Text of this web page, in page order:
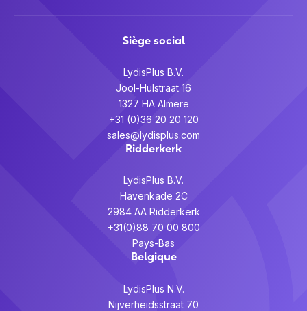
Siège social
LydisPlus B.V.
Jool-Hulstraat 16
1327 HA Almere
+31 (0)36 20 20 120
sales@lydisplus.com
Ridderkerk
LydisPlus B.V.
Havenkade 2C
2984 AA Ridderkerk
+31(0)88 70 00 800
Pays-Bas
Belgique
LydisPlus N.V.
Nijverheidsstraat 70